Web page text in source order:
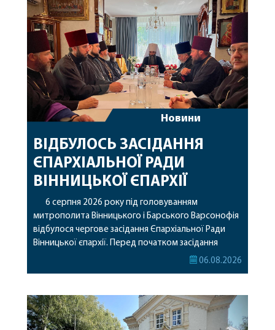
Новини
ВІДБУЛОСЬ ЗАСІДАННЯ
ЄПАРХІАЛЬНОЇ РАДИ
ВІННИЦЬКОЇ ЄПАРХІЇ
6 серпня 2026 року під головуванням
митрополита Вінницького і Барського Варсонофія
відбулося чергове засідання Єпархіальної Ради
Вінницької єпархії. Перед початком засідання
секретар Єпархіальної Ради від імені членів Ради
побажавши йому міцного здоров’я, Божої
допомоги, миру, духовної радості та
благословенних успіхів у подальшому
06.08.2026